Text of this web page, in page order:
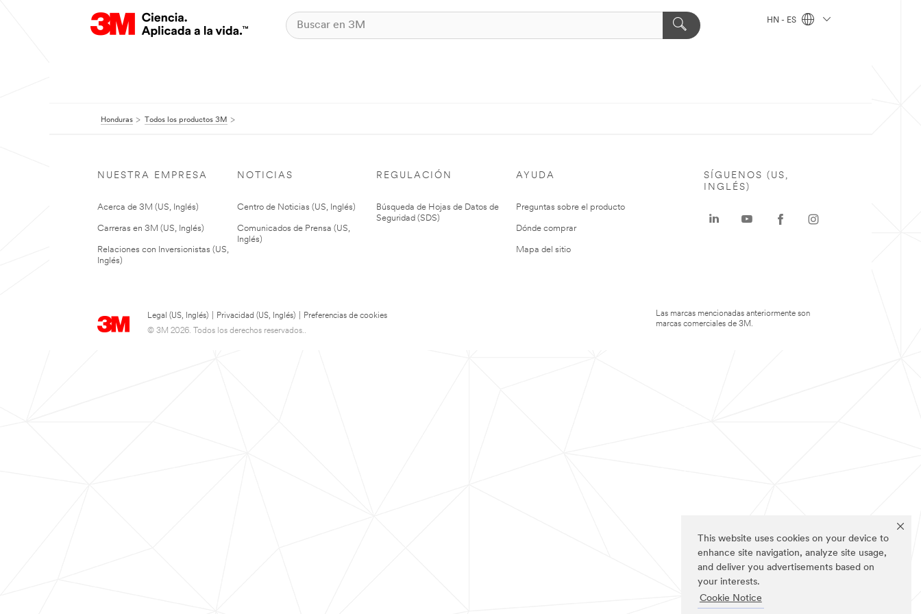
This website uses cookies on your device to
enhance site navigation, analyze site usage,
and deliver you advertisements based on
your interests.
Cookie Notice
HN - ES
Honduras Todos los productos 3M
NUESTRA EMPRESA
Acerca de 3M (US, Inglés)
Carreras en 3M (US, Inglés)
Relaciones con Inversionistas (US,
Inglés)
NOTICIAS
Centro de Noticias (US, Inglés)
Comunicados de Prensa (US,
Inglés)
REGULACIÓN
Búsqueda de Hojas de Datos de
Seguridad (SDS)
AYUDA
Preguntas sobre el producto
Dónde comprar
Mapa del sitio
Legal (US, Inglés) Privacidad (US, Inglés)
Preferencias de cookies
© 3M 2026. Todos los derechos reservados..
SÍGUENOS (US,
INGLÉS)
Las marcas mencionadas anteriormente son
marcas comerciales de 3M.